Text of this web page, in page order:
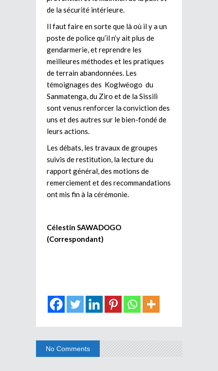
de la sécurité intérieure.
Il faut faire en sorte que là où il y a un
poste de police qu’il n’y ait plus de
gendarmerie, et reprendre les
meilleures méthodes et les pratiques
de terrain abandonnées. Les
témoignages des Koglwéogo du
Sanmatenga, du Ziro et de la Sissili
sont venus renforcer la conviction des
uns et des autres sur le bien-fondé de
leurs actions.
Les débats, les travaux de groupes
suivis de restitution, la lecture du
rapport général, des motions de
remerciement et des recommandations
ont mis fin à la cérémonie.
Célestin SAWADOGO
(Correspondant)
No Comments